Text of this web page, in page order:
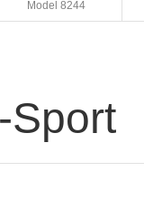
Model 8244
Sport